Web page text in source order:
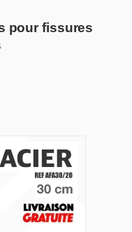
pour fissures